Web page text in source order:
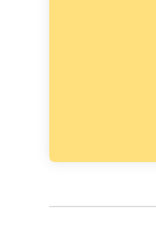
AI人材育成：ビジネスライテ